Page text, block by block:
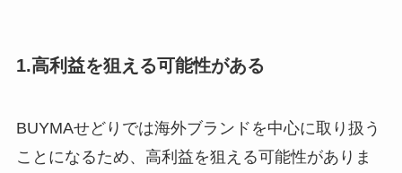
1.高利益を狙える可能性がある
BUYMAせどりでは海外ブランドを中心に取り扱う
ことになるため、高利益を狙える可能性がありま